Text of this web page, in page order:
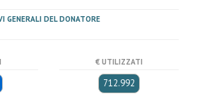
GENERALI DEL DONATORE
€ UTILIZZATI
712.992